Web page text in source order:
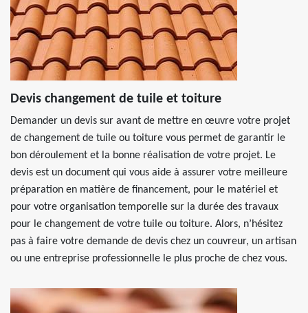
Devis changement de tuile et toiture
Demander un devis sur avant de mettre en œuvre votre projet
de changement de tuile ou toiture vous permet de garantir le
bon déroulement et la bonne réalisation de votre projet. Le
devis est un document qui vous aide à assurer votre meilleure
préparation en matière de financement, pour le matériel et
pour votre organisation temporelle sur la durée des travaux
pour le changement de votre tuile ou toiture. Alors, n’hésitez
pas à faire votre demande de devis chez un couvreur, un artisan
ou une entreprise professionnelle le plus proche de chez vous.